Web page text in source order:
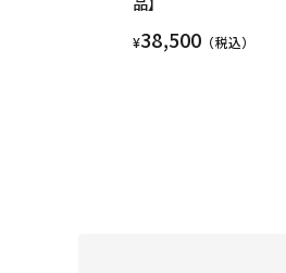
¥38,500 （税込）